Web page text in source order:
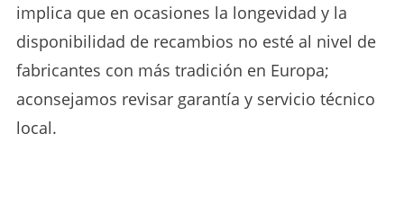
implica que en ocasiones la longevidad y la
disponibilidad de recambios no esté al nivel de
fabricantes con más tradición en Europa;
aconsejamos revisar garantía y servicio técnico
local.